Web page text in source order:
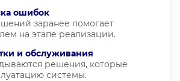
ошибок
заранее помогает
на этапе реализации.
и обслуживания
решения, которые
системы.